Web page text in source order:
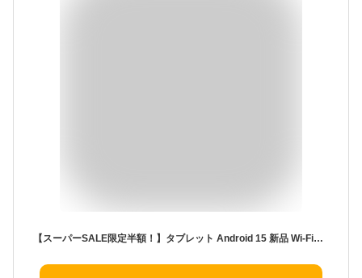
【スーパーSALE限定半額！】タブレット Android 15 新品 Wi-Fiモデル 10.1インチ 6GB 8GB RAM + 64GB 128GB ROM IPS液晶 大画面 2K解像度 2560*1600 軽量 アンドロイド 15 WiFi5 BT5.0 格安タブレット カバー ケース 初心者 子供用 GMS認証 人気2026 安い お歳暮 プレゼント